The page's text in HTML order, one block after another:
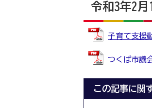
令和3年2月
子育て支援
つくば市議
この記事に関